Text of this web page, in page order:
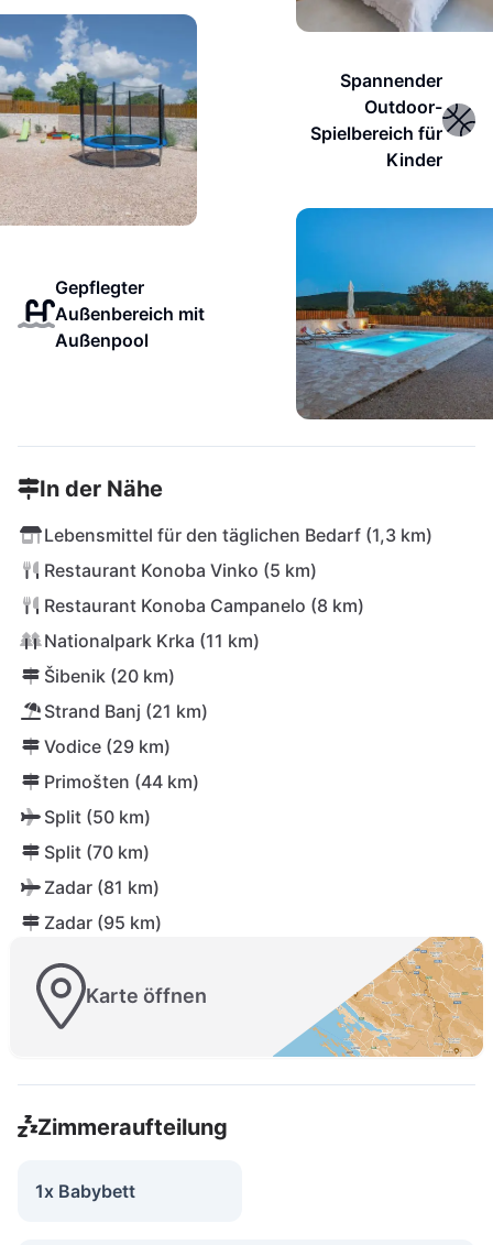
Spannender
Outdoor-
Spielbereich für
Kinder
Gepflegter
Außenbereich mit
Außenpool
In der Nähe
Lebensmittel für den täglichen Bedarf (1,3 km)
Restaurant Konoba Vinko (5 km)
Restaurant Konoba Campanelo (8 km)
Nationalpark Krka (11 km)
Šibenik (20 km)
Strand Banj (21 km)
Vodice (29 km)
Primošten (44 km)
Split (50 km)
Split (70 km)
Zadar (81 km)
Zadar (95 km)
Karte öffnen
Zimmeraufteilung
1x Babybett